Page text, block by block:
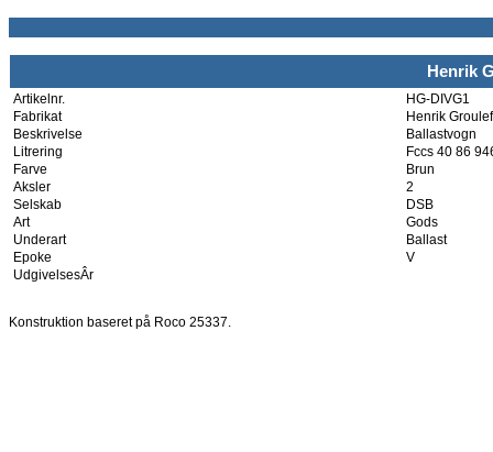
Henrik
Artikelnr.
HG-DIVG1
Fabrikat
Henrik
Beskrivelse
Ballastvogn
Litrering
Fccs 40 86
Farve
Brun
Aksler
2
Selskab
DSB
Art
Gods
Underart
Ballast
Epoke
V
UdgivelsesÂr
Konstruktion baseret på Roco 25337.